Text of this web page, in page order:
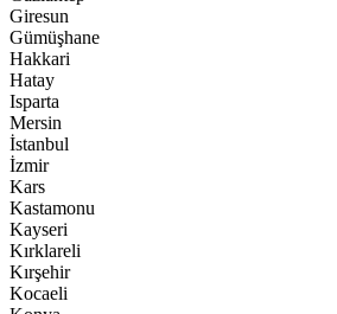
Giresun
Gümüşhane
Hakkari
Hatay
Isparta
Mersin
İstanbul
İzmir
Kars
Kastamonu
Kayseri
Kırklareli
Kırşehir
Kocaeli